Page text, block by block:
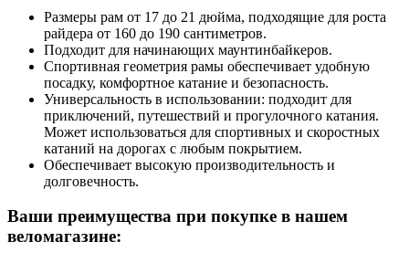
Размеры рам от 17 до 21 дюйма, подходящие для роста
райдера от 160 до 190 сантиметров.
Подходит для начинающих маунтинбайкеров.
Спортивная геометрия рамы обеспечивает удобную
посадку, комфортное катание и безопасность.
Универсальность в использовании: подходит для
приключений, путешествий и прогулочного катания.
Может использоваться для спортивных и скоростных
катаний на дорогах с любым покрытием.
Обеспечивает высокую производительность и
долговечность.
Ваши преимущества при покупке в нашем
веломагазине: